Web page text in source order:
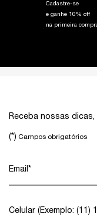
Cadastre-se
e ganhe 10% off
na primeira
Receba nossas
(*) Campos obrigatórios
Email *
Celular (Exemplo: (11)